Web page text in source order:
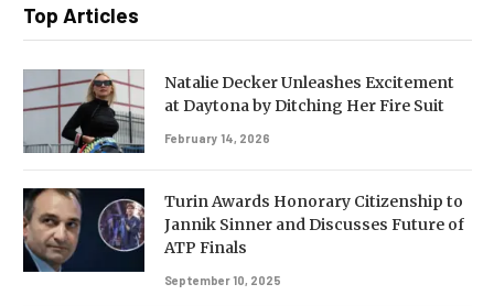
Top Articles
Natalie Decker Unleashes Excitement
at Daytona by Ditching Her Fire Suit
February 14, 2026
Turin Awards Honorary Citizenship to
Jannik Sinner and Discusses Future of
ATP Finals
September 10, 2025